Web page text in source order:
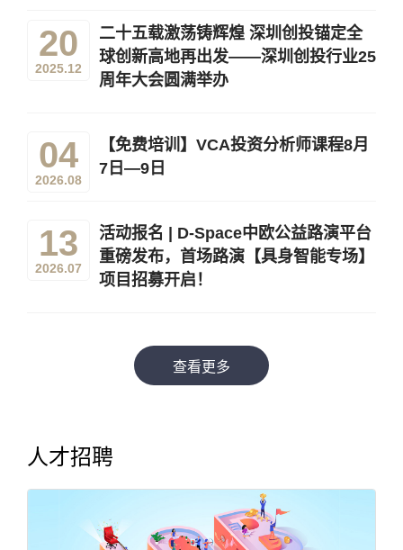
20
2025.12
二十五载激荡铸辉煌 深圳创投锚定全
球创新高地再出发——深圳创投行业25
周年大会圆满举办
04
2026.08
【免费培训】VCA投资分析师课程8月
7日—9日
13
2026.07
活动报名 | D-Space中欧公益路演平台
重磅发布，首场路演【具身智能专场】
项目招募开启！
查看更多
人才招聘